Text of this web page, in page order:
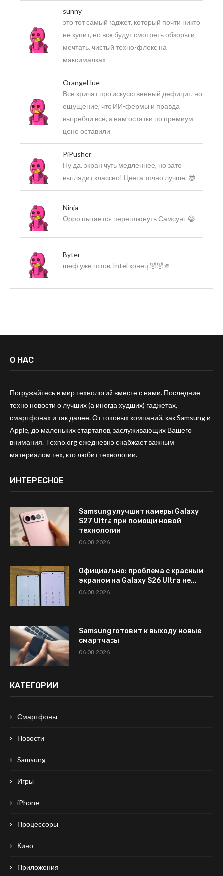
sunny
это тот самый гаджет, который почти никто
не купит, но все будут смотреть обзоры и
мечтать, чистый техно-флекс на
максималках
OrangeHue
Все кричат про искусственный дефицит, но
ощущение, что ИИ-фермы и правда
выгребли всё, а нам остатки по премиум-
цене оставили
PiPusher
Ну да, экран чуть медленнее, но зато
выглядит классно! Цвета точно лучше. 😎
Ninja
Оppo пытается переплюнуть Самсунг 😂
Byter
шеф уже готов, Intel конец 🤣🤣🫵
О НАС
Погружайтесь в мир технологий вместе с нами. Последние
техно новости о лучших (а иногда худших) гаджетах,
смартфонах и так далее. От топовых компаний, как Samsung и
Apple, до маленьких стартапов, заслуживающих Вашего
внимания. Texno.org ежедневно снабжает важным
материалом тех, кто любит технологии.
ИНТЕРЕСНОЕ
Samsung улучшит камеры Galaxy
S27 Ultra при помощи новой
технологии
06.08.2026
Официально: проблема с красным
экраном на Galaxy S26 Ultra не...
06.08.2026
Samsung готовит к выходу новые
смартчасы
06.08.2026
КАТЕГОРИИ
Смартфоны
Новости
Samsung
Игры
iPhone
Процессоры
Кино
Приложения